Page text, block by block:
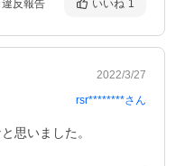
違反報告 いいね 1
2022/3/27
rsr********さん
思いました。